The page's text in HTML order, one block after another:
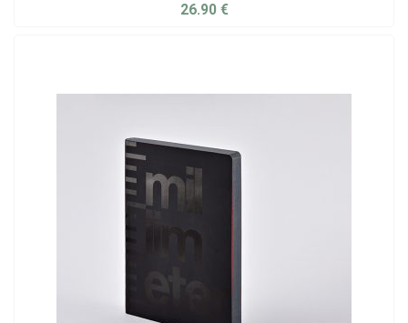
26.90 €